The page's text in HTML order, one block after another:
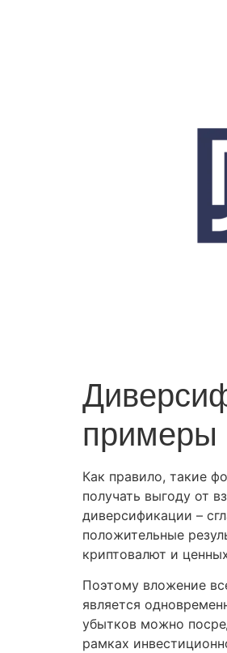
примеры
Как правило, такие
получать выгоду от
диверсификации –
положительные
криптовалют и
Поэтому вложение
является
убытков можно
рамках